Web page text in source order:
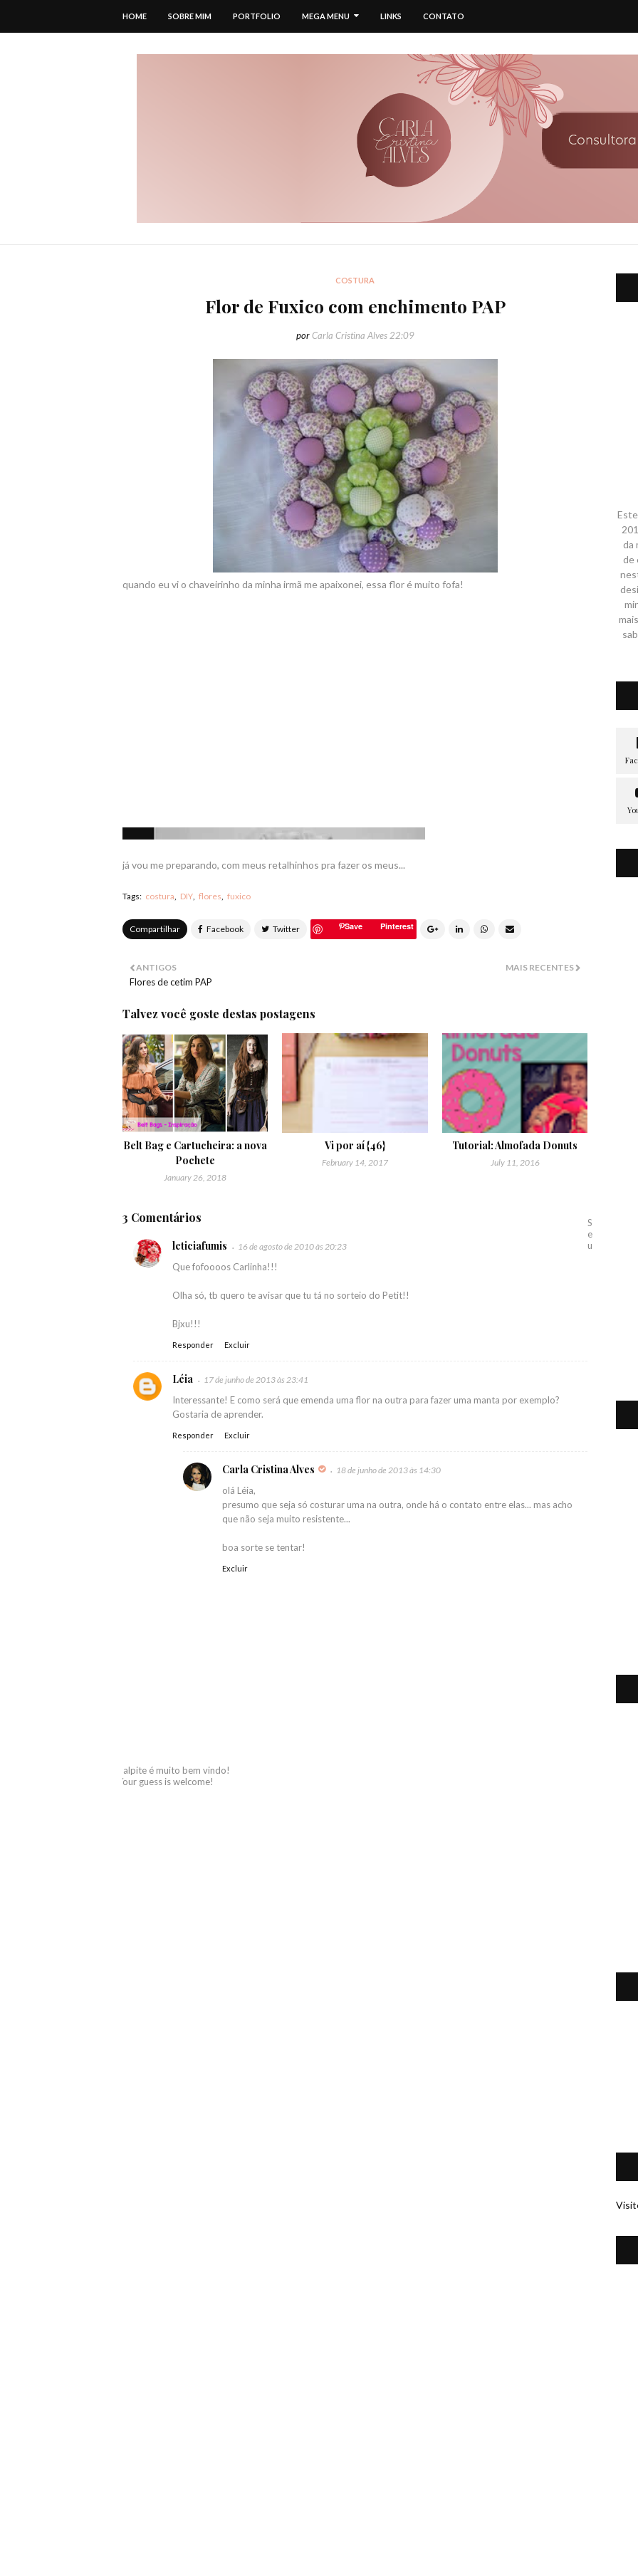
HOME SOBRE MIM PORTFOLIO MEGA MENU LINKS CONTATO
COSTURA
Flor de Fuxico com enchimento PAP
por Carla Cristina Alves 22:09
quando eu vi o chaveirinho da minha irmã me apaixonei, essa flor é muito fofa!
já vou me preparando, com meus retalhinhos pra fazer os meus...
Tags: costura DIY flores fuxico
Compartilhar Save
MAIS RECENTES
ANTIGOS
Flores de cetim PAP
Talvez você goste destas postagens
Belt Bag e Cartucheira: a nova
Pochete
January 26, 2018
Vi por aí {46}
February 14, 2017
Tutorial: Almofada Donuts
July 11, 2016
3 Comentários
leticiafumis 16 de agosto de 2010 às 20:23
Que fofoooos Carlinha!!!
Olha só, tb quero te avisar que tu tá no sorteio do Petit!!
Bjxu!!!
Responder Excluir
Léia 17 de junho de 2013 às 23:41
Interessante! E como será que emenda uma flor na outra para fazer uma manta por exemplo?
Gostaria de aprender.
Responder Excluir
Carla Cristina Alves 18 de junho de 2013 às 14:30
olá Léia,
presumo que seja só costurar uma na outra, onde há o contato entre elas... mas acho
que não seja muito resistente...
boa sorte se tentar!
Excluir
S
e
u
palpite é muito bem vindo!
Your guess is welcome!
da
de